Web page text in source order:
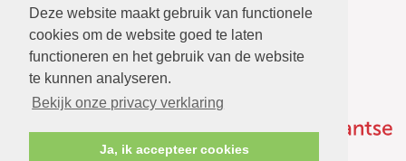
Deze website maakt gebruik van functionele
cookies om de website goed te laten
functioneren en het gebruik van de website
te kunnen analyseren.
Bekijk onze privacy verklaring
Ja, ik accepteer cookies
Contact